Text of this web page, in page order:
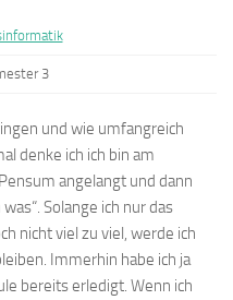
3
und wie umfangreich
denke ich ich bin am
angelangt und dann
Solange ich nur das
nicht viel zu viel, werde ich
Immerhin habe ich ja
bereits erledigt. Wenn ich